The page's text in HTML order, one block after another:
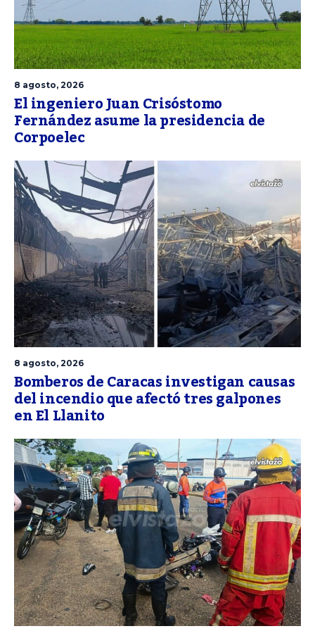
8 agosto, 2026
El ingeniero Juan Crisóstomo
Fernández asume la presidencia de
Corpoelec
8 agosto, 2026
Bomberos de Caracas investigan causas
del incendio que afectó tres galpones
en El Llanito